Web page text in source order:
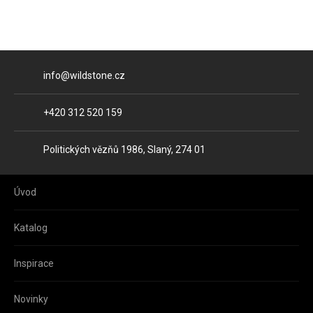
E-mail
info@wildstone.cz
Telefon
+420 312 520 159
Adresa
Politických vězňů 1986, Slaný, 274 01
Úvod
Katalog
Inspirace
Novinky